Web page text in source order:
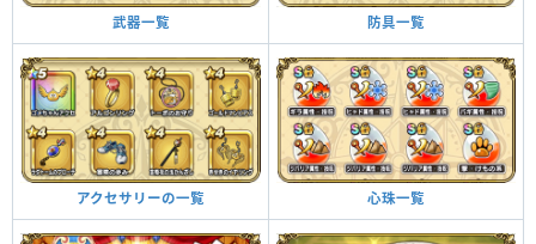
武器一覧 防具一覧
アクセサリーの一覧 心珠一覧